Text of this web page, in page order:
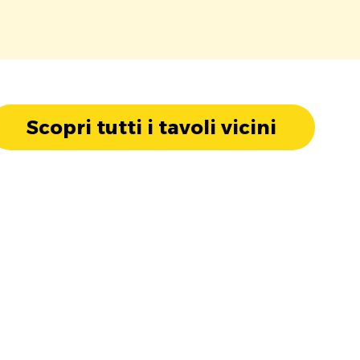
Scopri tutti i tavoli vicini